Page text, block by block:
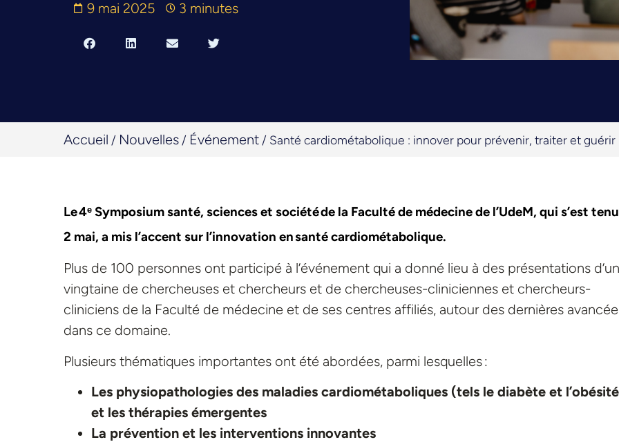
9 mai 2025 3 minutes
Accueil / Nouvelles / Événement / Santé cardiométabolique : innover pour prévenir, traiter et guérir
Le 4ᵉ Symposium santé, sciences et société de la Faculté de médecine de l’UdeM, qui s’est
2 mai, a mis l’accent sur l’innovation en santé cardiométabolique.
Plus de 100 personnes ont participé à l’événement qui a donné lieu à des présentations
vingtaine de chercheuses et chercheurs et de chercheuses-cliniciennes et chercheurs-
cliniciens de la Faculté de médecine et de ses centres affiliés, autour des dernières
dans ce domaine.
Plusieurs thématiques importantes ont été abordées, parmi lesquelles :
Les physiopathologies des maladies cardiométaboliques (tels le diabète et
et les thérapies émergentes
La prévention et les interventions innovantes